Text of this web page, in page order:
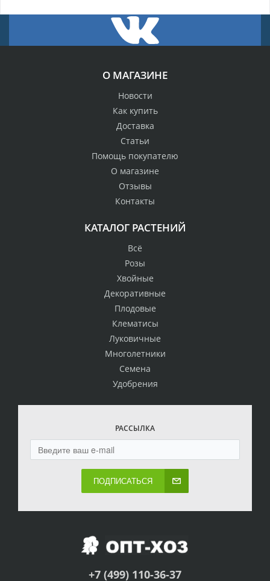
О МАГАЗИНЕ
Новости
Как купить
Доставка
Статьи
Помощь покупателю
О магазине
Отзывы
Контакты
КАТАЛОГ РАСТЕНИЙ
Всё
Розы
Хвойные
Декоративные
Плодовые
Клематисы
Луковичные
Многолетники
Семена
Удобрения
РАССЫЛКА
ПОДПИСАТЬСЯ
+7 (499) 110-36-37